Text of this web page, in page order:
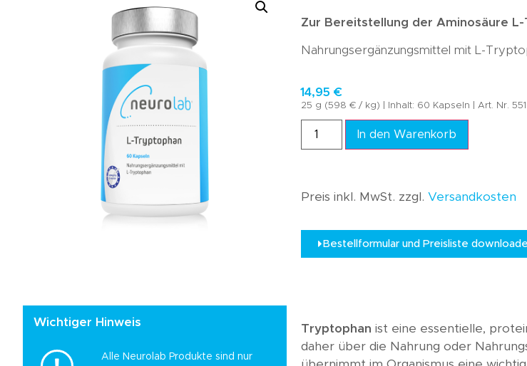
Expertenmeinungen
Kundenmeinungen
Häufig gestellte
Zur Bereitstellung der Aminosäure
Nahrungsergänzungsmittel mit L-
14,95€
25 g (598 € / kg) | Inhalt: 60 Kapseln | Art. Nr.
In den Warenkorb
Preis inkl. MwSt. zzgl.Versandkosten
Bestellformular und Preisliste
Wichtiger Hinweis
Alle Neurolab Produkte sind nur
Tryptophan ist eine essentielle,
daher über die Nahrung oder